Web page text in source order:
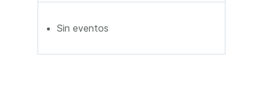
Sin eventos